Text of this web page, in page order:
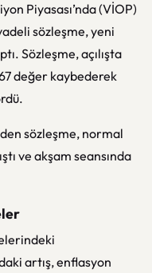
Piyasası’nda (VİOP)
sözleşme, yeni
Sözleşme, açılışta
değer kaybederek
sözleşme, normal
ve akşam seansında
artış, enflasyon